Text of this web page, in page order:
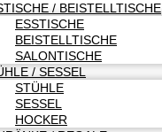
/ BEISTELLTISCHE
ESSTISCHE
BEISTELLTISCHE
SALONTISCHE
/ SESSEL
STÜHLE
SESSEL
HOCKER